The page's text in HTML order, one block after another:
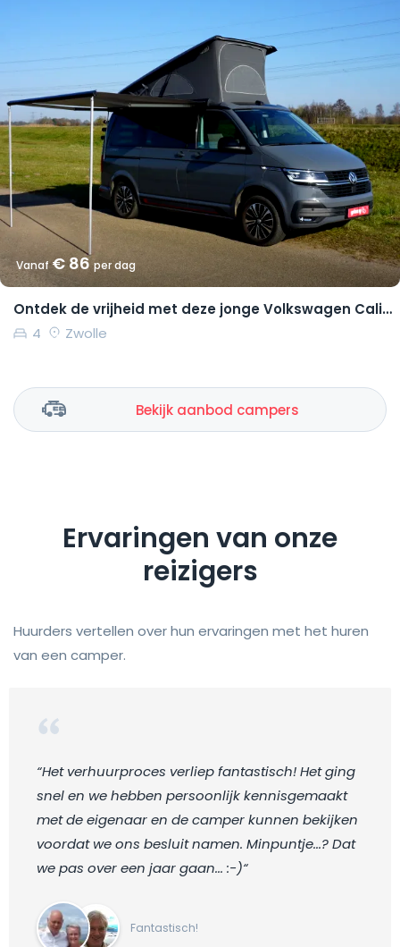
Vanaf€ 86per dag
Ontdek de vrijheid met deze jonge Volkswagen California Coast
4
Zwolle
Bekijk aanbod campers
Ervaringen van onze
reizigers
Huurders vertellen over hun ervaringen met het huren
van een camper.
“Het verhuurproces verliep fantastisch! Het ging
snel en we hebben persoonlijk kennisgemaakt
met de eigenaar en de camper kunnen bekijken
voordat we ons besluit namen. Minpuntje...? Dat
we pas over een jaar gaan... :-)“
Fantastisch!